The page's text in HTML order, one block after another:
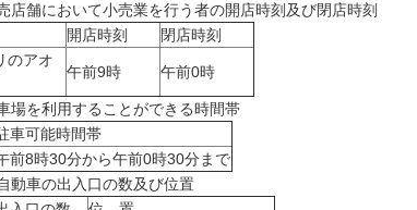
舗において小売業を行う者の開店時刻及び閉店時刻
開店時刻
閉店時刻
のアオ
午前9時 午前0時
を利用することができる時間帯
車可能時間帯
前8時30分から午前0時30分まで
車の出入口の数及び位置